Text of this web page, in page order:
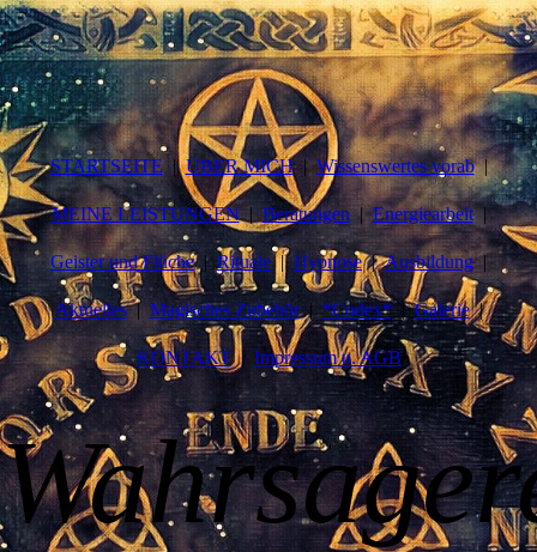
STARTSEITE ÜBER MICH Wissenswertes vorab
MEINE LEISTUNGEN Beratungen Energiearbeit
Geister und Flüche Rituale Hypnose Ausbildung
Aktuelles Magisches Zubehör *Codex* Galerie
KONTAKT Impressum u. AGB
Wahrsag